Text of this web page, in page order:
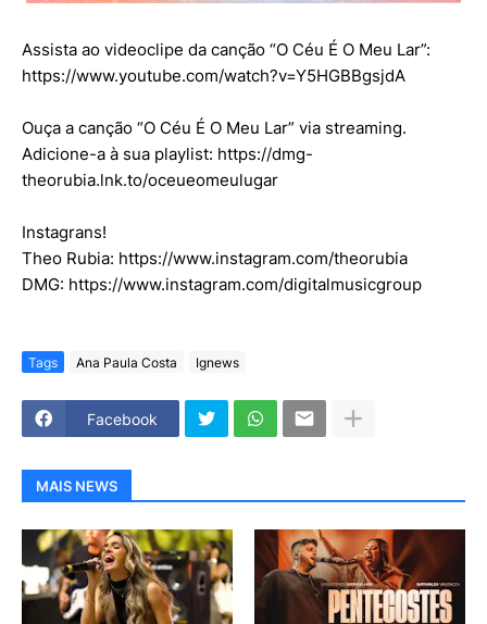
Assista ao videoclipe da canção “O Céu É O Meu Lar”:
https://www.youtube.com/watch?v=Y5HGBBgsjdA
Ouça a canção “O Céu É O Meu Lar” via streaming.
Adicione-a à sua playlist: https://dmg-
theorubia.lnk.to/oceueomeulugar
Instagrans!
Theo Rubia: https://www.instagram.com/theorubia
DMG: https://www.instagram.com/digitalmusicgroup
Tags Ana Paula Costa Ignews
Facebook
MAIS NEWS